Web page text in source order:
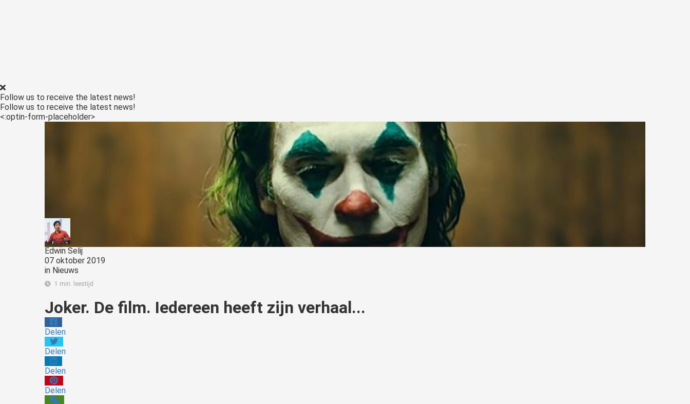
Follow us to receive the latest news!
Follow us to receive the latest news!
<:optin-form-placeholder>
Edwin Selij
07 oktober 2019
in Nieuws
1 min. leestijd
Joker. De film. Iedereen heeft zijn verhaal...
Delen
Delen
Delen
Delen